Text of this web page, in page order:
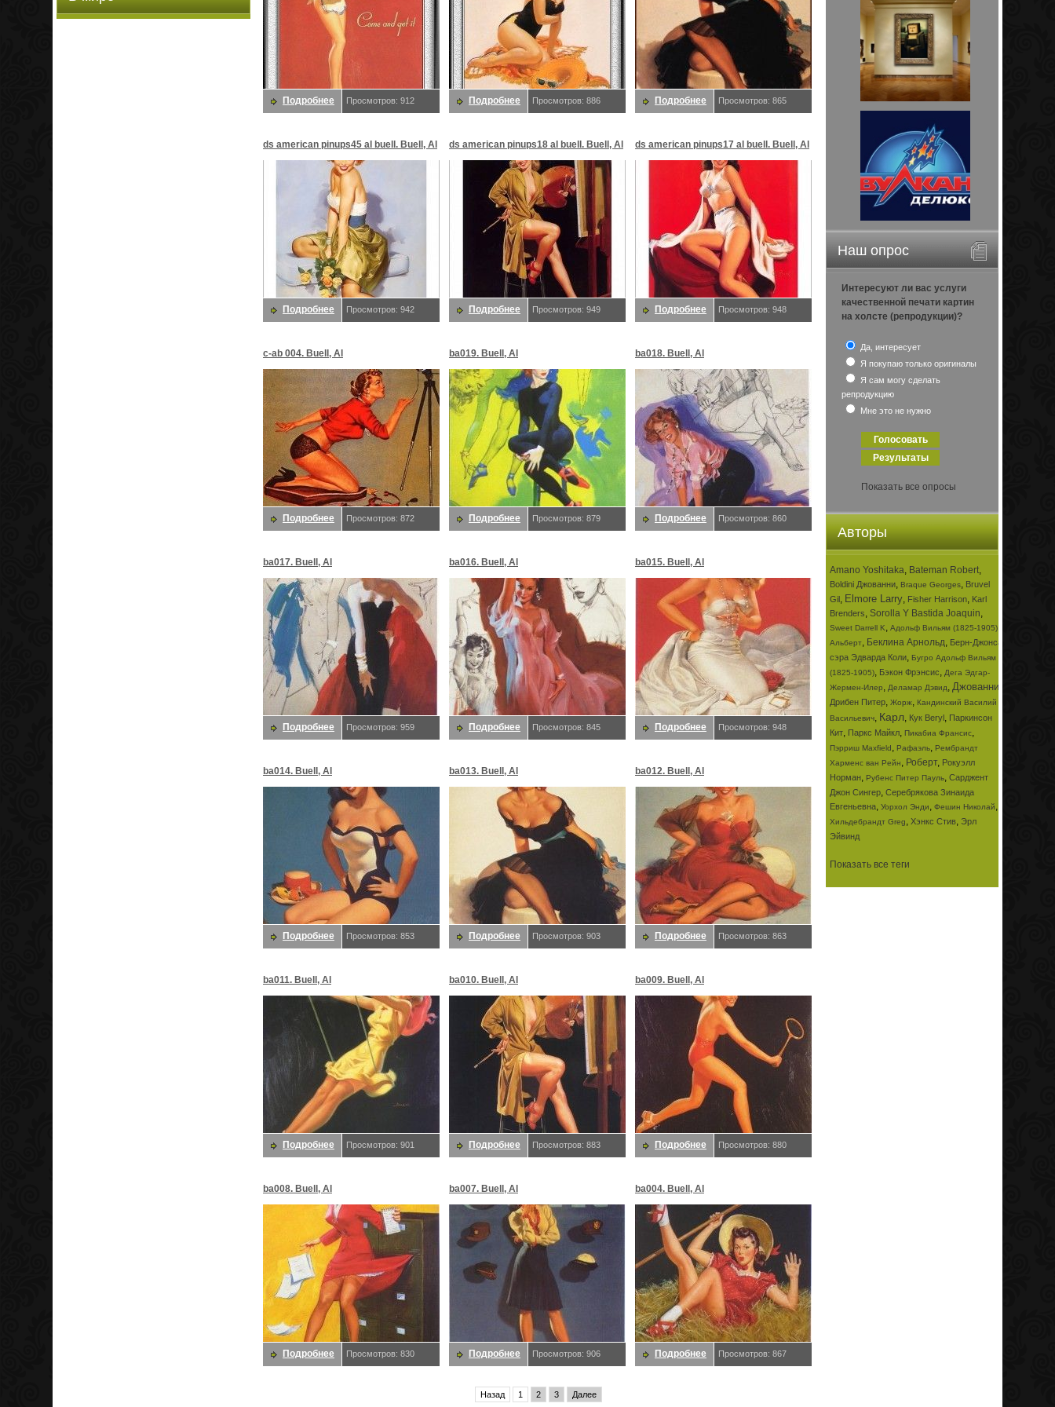
Наш опрос
Интересуют ли вас услуги
качественной печати картин
на холсте (репродукции)?
Да, интересует
Я покупаю только оригиналы
Я сам могу сделать
репродукцию
Мне это не нужно
Показать все опросы
Авторы
Amano Yoshitaka, Bateman Robert,
Boldini Джованни, Braque Georges, Bruvel
Gil, Elmore Larry, Fisher Harrison, Karl
Brenders, Sorolla Y Bastida Joaquin,
Sweet Darrell K, Адольф Вильям (1825-1905)
Альберт, Беклина Арнольд, Берн-Джонса
сэра Эдварда Коли, Бугро Адольф Вильям
(1825-1905), Бэкон Фрэнсис, Дега Эдгар-
Жермен-Илер, Деламар Дэвид, Джованни
Дрибен Питер, Жорж, Кандинский Василий
Васильевич, Карл, Кук Beryl, Паркинсон
Кит, Паркс Майкл, Пикабиа Франсис,
Пэрриш Maxfield, Рафаэль, Рембрандт
Харменс ван Рейн, Роберт, Рокуэлл
Норман, Рубенс Питер Пауль, Сарджент
Джон Сингер, Серебрякова Зинаида
Евгеньевна, Уорхол Энди, Фешин Николай,
Хильдебрандт Greg, Хэнкс Стив, Эрл
Эйвинд
Показать все теги
Подробнее Просмотров: 912 Подробнее Просмотров: 886 Подробнее Просмотров: 865
ds american pinups45 al buell. Buell, Al
Подробнее Просмотров: 942
ds american pinups18 al buell. Buell, Al
Подробнее Просмотров: 949
ds american pinups17 al buell. Buell, Al
Подробнее Просмотров: 948
c-ab 004. Buell, Al
Подробнее Просмотров: 872
ba019. Buell, Al
Подробнее Просмотров: 879
ba018. Buell, Al
Подробнее Просмотров: 860
ba017. Buell, Al
Подробнее Просмотров: 959
ba016. Buell, Al
Подробнее Просмотров: 845
ba015. Buell, Al
Подробнее Просмотров: 948
ba014. Buell, Al
Подробнее Просмотров: 853
ba013. Buell, Al
Подробнее Просмотров: 903
ba012. Buell, Al
Подробнее Просмотров: 863
ba011. Buell, Al
Подробнее Просмотров: 901
ba010. Buell, Al
Подробнее Просмотров: 883
ba009. Buell, Al
Подробнее Просмотров: 880
ba008. Buell, Al
Подробнее Просмотров: 830
ba007. Buell, Al
Подробнее Просмотров: 906
ba004. Buell, Al
Подробнее Просмотров: 867
Назад 1 2 3 Далее